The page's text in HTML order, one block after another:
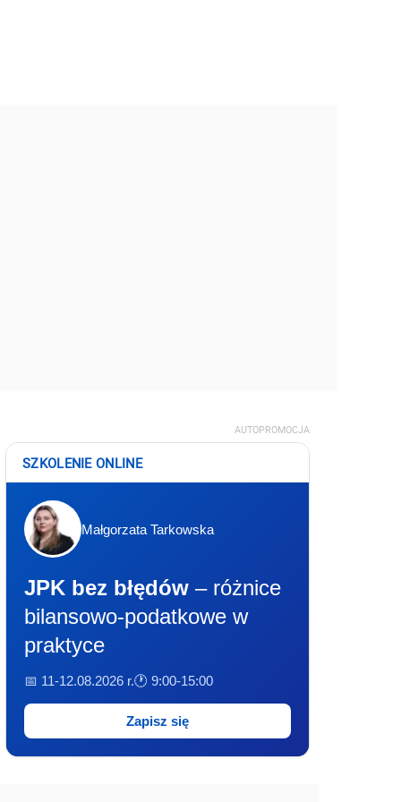
AUTOPROMOCJA
SZKOLENIE ONLINE
Małgorzata Tarkowska
JPK bez błędów – różnice
bilansowo-podatkowe w
praktyce
📅 11-12.08.2026 r.🕐 9:00-15:00
Zapisz się